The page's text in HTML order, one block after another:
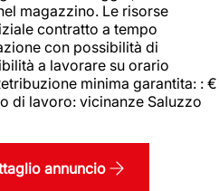
magazzino. Le risorse
contratto a tempo
con possibilità di
a lavorare su orario
minima garantita: : €
di lavoro: vicinanze Saluzzo
annuncio